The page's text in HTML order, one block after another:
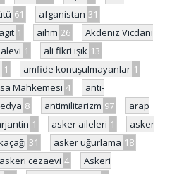
61 afganistan 31
agit 1 aihm 26
Akdeniz Vicdani
alevi 1 ali fikri ışık 13
1 amfide konuşulmayanlar 1
Mahkemesi 4
anti-
8 antimilitarizm 97
arap
1 asker aileleri 1
asker
31 asker uğurlama 18
askeri cezaevi 4
Askeri